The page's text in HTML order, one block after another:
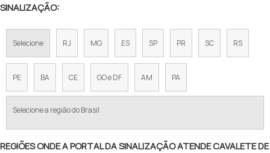
SINALIZAÇÃO:
Selecione RJ MG ES SP PR SC RS
PE BA CE GO e DF AM PA
Selecione a região do Brasil
REGIÕES ONDE A PORTAL DA SINALIZAÇÃO ATENDE CAVALETE DE